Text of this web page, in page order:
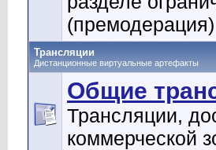
(премодерация)
Трансляции
Дистанционные виртуальные артефакты
Общие
Трансляции,
коммерческой